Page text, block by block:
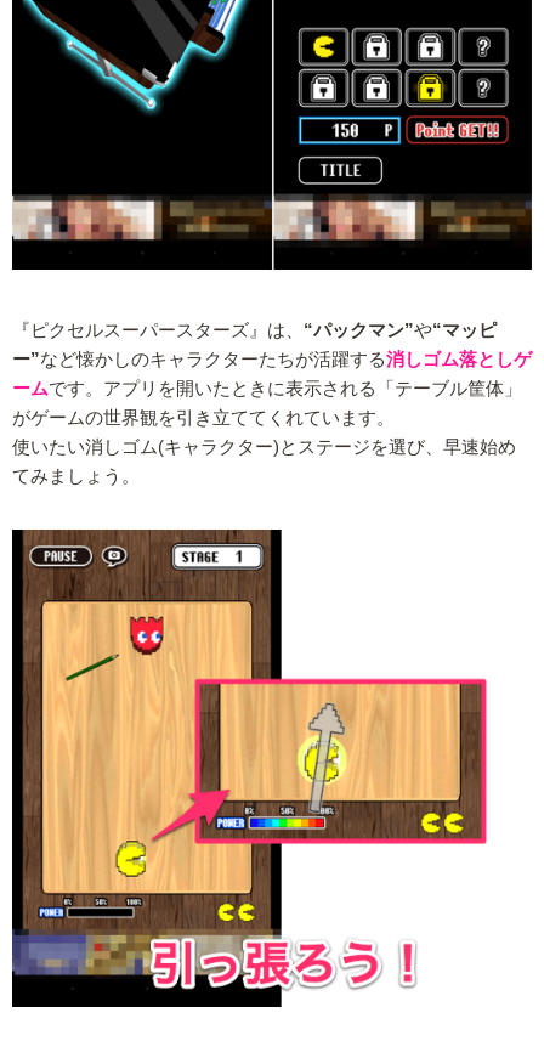
『ピクセルスーパースターズ』は、 “パックマン”や“マッピ
ー”など懐かしのキャラクターたちが活躍する消しゴム落としゲ
ームです。アプリを開いたときに表示される「テーブル筐体」
がゲームの世界観を引き立ててくれています。
使いたい消しゴム(キャラクター)とステージを選び、早速始め
てみましょう。